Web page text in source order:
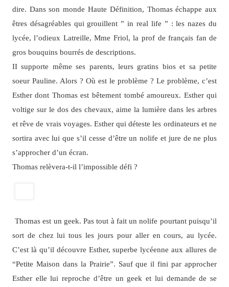
dire. Dans son monde Haute Définition, Thomas échappe aux
êtres désagréables qui grouillent ” in real life ” : les nazes du
lycée, l’odieux Latreille, Mme Friol, la prof de français fan de
gros bouquins bourrés de descriptions.
II supporte même ses parents, leurs gratins bios et sa petite
soeur Pauline. Alors ? Où est le problème ? Le problème, c’est
Esther dont Thomas est bêtement tombé amoureux. Esther qui
voltige sur le dos des chevaux, aime la lumière dans les arbres
et rêve de vrais voyages. Esther qui déteste les ordinateurs et ne
sortira avec lui que s’il cesse d’être un nolife et jure de ne plus
s’approcher d’un écran.
Thomas relèvera-t-il l’impossible défi ?
Thomas est un geek. Pas tout à fait un nolife pourtant puisqu’il
sort de chez lui tous les jours pour aller en cours, au lycée.
C’est là qu’il découvre Esther, superbe lycéenne aux allures de
“Petite Maison dans la Prairie”. Sauf que il fini par approcher
Esther elle lui reproche d’être un geek et lui demande de se